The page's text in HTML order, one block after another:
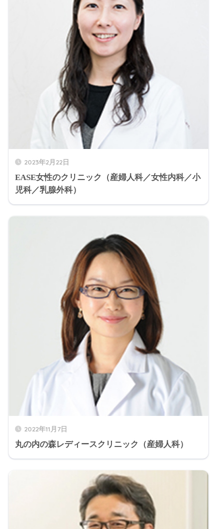
2023年2月22日
EASE女性のクリニック（産婦人科／女性内科／小
児科／乳腺外科）
2022年11月7日
丸の内の森レディースクリニック（産婦人科）